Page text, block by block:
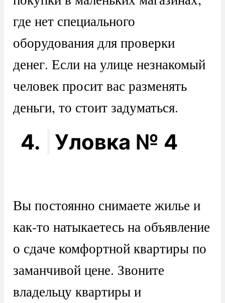
где нет специального
оборудования для проверки
денег. Если на улице незнакомый
человек просит вас разменять
деньги, то стоит задуматься.
4. Уловка № 4
Вы постоянно снимаете жилье и
как-то натыкаетесь на объявление
о сдаче комфортной квартиры по
заманчивой цене. Звоните
владельцу квартиры и